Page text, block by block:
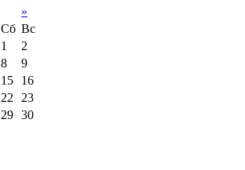
»
Сб Вс
1
2
8
9
15
16
22
23
29 30